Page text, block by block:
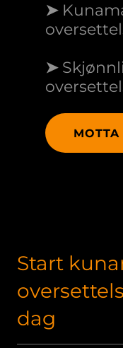
➤
➤
Start
dag